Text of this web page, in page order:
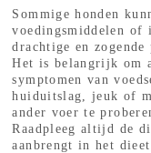
Sommige honden
voedingsmiddelen of
drachtige en zogende
Het is belangrijk om
symptomen van
huiduitslag, jeuk of
ander voer te
Raadpleeg altijd de
aanbrengt in het dieet